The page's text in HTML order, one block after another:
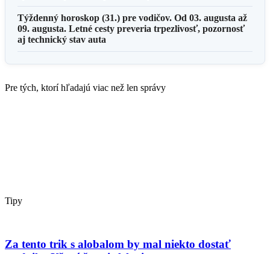
Týždenný horoskop (31.) pre vodičov. Od 03. augusta až
09. augusta. Letné cesty preveria trpezlivosť, pozornosť
aj technický stav auta
Pre tých, ktorí hľadajú viac než len správy
Tipy
Za tento trik s alobalom by mal niekto dostať